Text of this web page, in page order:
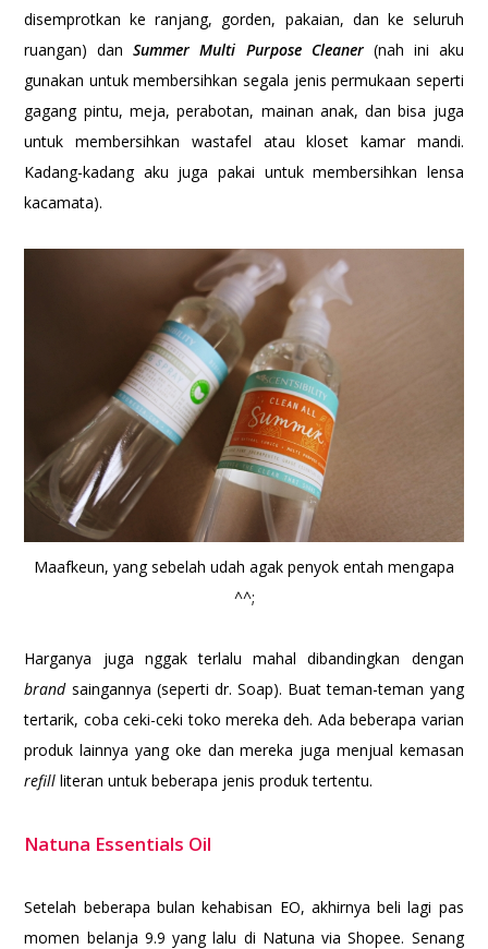
disemprotkan ke ranjang, gorden, pakaian, dan ke seluruh
ruangan) danSummer Multi Purpose Cleaner(nah ini aku
gunakan untuk membersihkan segala jenis permukaan seperti
gagang pintu, meja, perabotan, mainan anak, dan bisa juga
untuk membersihkan wastafel atau kloset kamar mandi.
Kadang-kadang aku juga pakai untuk membersihkan lensa
kacamata).
Maafkeun, yang sebelah udah agak penyok entah mengapa
^^;
Harganya juga nggak terlalu mahal dibandingkan dengan
brand saingannya (seperti dr. Soap). Buat teman-teman yang
tertarik, coba ceki-ceki toko mereka deh. Ada beberapa varian
produk lainnya yang oke dan mereka juga menjual kemasan
refillliteran untuk beberapa jenis produk tertentu.
Natuna Essentials Oil
Setelah beberapa bulan kehabisan EO, akhirnya beli lagi pas
momen belanja 9.9 yang lalu di Natuna via Shopee. Senang